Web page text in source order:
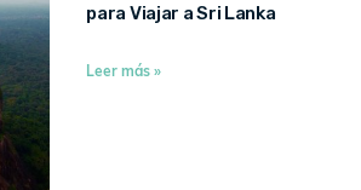
para Viajar a Sri Lanka
Leer más »